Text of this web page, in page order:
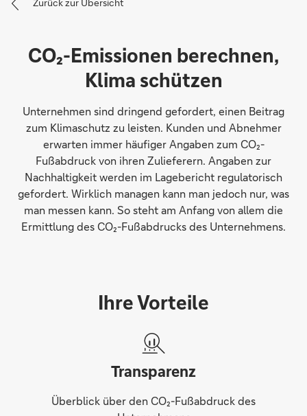
CO₂-Emissionen berechnen,
Klima schützen
Unternehmen sind dringend gefordert, einen Beitrag
zum Klimaschutz zu leisten. Kunden und Abnehmer
erwarten immer häufiger Angaben zum CO₂-
Fußabdruck von ihren Zulieferern. Angaben zur
Nachhaltigkeit werden im Lagebericht regulatorisch
gefordert. Wirklich managen kann man jedoch nur, was
man messen kann. So steht am Anfang von allem die
Ermittlung des CO₂-Fußabdrucks des Unternehmens.
Ihre Vorteile
Transparenz
Überblick über den CO₂-Fußabdruck des